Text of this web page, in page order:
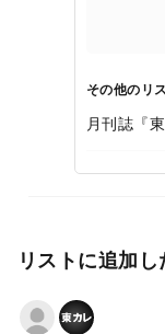
その他のリ
月刊誌『
リストに追加